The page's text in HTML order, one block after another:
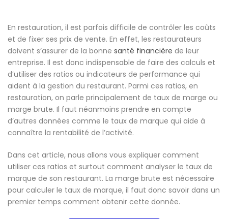
En restauration, il est parfois difficile de contrôler les coûts
et de fixer ses prix de vente. En effet, les restaurateurs
doivent s’assurer de la bonne santé financière de leur
entreprise. Il est donc indispensable de faire des calculs et
d’utiliser des ratios ou indicateurs de performance qui
aident à la gestion du restaurant. Parmi ces ratios, en
restauration, on parle principalement de taux de marge ou
marge brute. Il faut néanmoins prendre en compte
d’autres données comme le taux de marque qui aide à
connaître la rentabilité de l’activité.
Dans cet article, nous allons vous expliquer comment
utiliser ces ratios et surtout comment analyser le taux de
marque de son restaurant. La marge brute est nécessaire
pour calculer le taux de marque, il faut donc savoir dans un
premier temps comment obtenir cette donnée.